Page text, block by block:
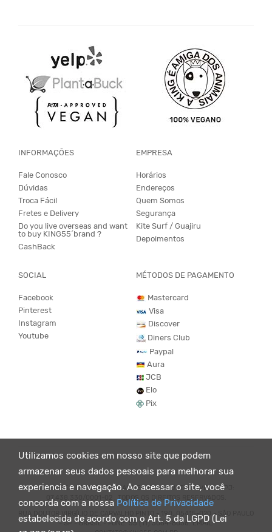
Utilizamos cookies em nosso site que podem
armazenar seus dados pessoais para melhorar sua
experiencia e navegação. Ao acessar o site, você
concorda com a nossa Política de Privacidade
estabelecida de acordo com o Art. 5 da LGPD (Lei
INFORMAÇÕES
Fale Conosco
Dúvidas
Troca Fácil
Fretes e Delivery
Do you live overseas and want
to buy KING55´brand ?
CashBack
EMPRESA
Horários
Endereços
Quem Somos
Segurança
Kite Surf / Guajiru
Depoimentos
SOCIAL
Facebook
Pinterest
Instagram
Youtube
MÉTODOS DE PAGAMENTO
Mastercard
Visa
Discover
Diners Club
Paypal
Aura
JCB
Elo
Pix
© KING55 - LOJA DE ROUPAS VEGANO E SUSTENTÁVEL. CNPJ:
07.438.330/0001-02 . TODOS OS DIREITOS RESERVADOS.
RUA DOUTOR VIRGÍLIO DE CARVALHO PINTO - 190, 05415-020 - SÃO PAULO
- SP - BRASIL - FONE: 55 (11) 3064-8056. EMAIL: